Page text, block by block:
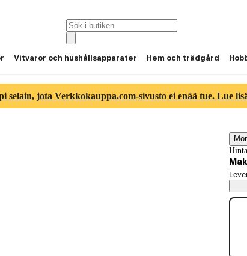
Vitvaror och hushållsapparater Hem och trädgård
selain, jota Verkkokauppa.com-sivusto ei enää tue. Lue
Välj